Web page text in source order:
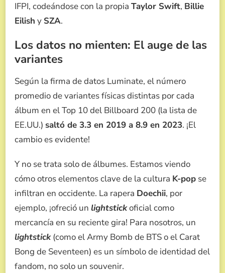
IFPI, codeándose con la propia Taylor Swift, Billie
Eilish y SZA.
Los datos no mienten: El auge de las
variantes
Según la firma de datos Luminate, el número
promedio de variantes físicas distintas por cada
álbum en el Top 10 del Billboard 200 (la lista de
EE.UU.) saltó de 3.3 en 2019 a 8.9 en 2023. ¡El
cambio es evidente!
Y no se trata solo de álbumes. Estamos viendo
cómo otros elementos clave de la cultura K-pop se
infiltran en occidente. La rapera Doechii, por
ejemplo, ¡ofreció un lightstickoficial como
mercancía en su reciente gira! Para nosotros, un
lightstick(como el Army Bomb de BTS o el Carat
Bong de Seventeen) es un símbolo de identidad del
fandom, no solo un souvenir.